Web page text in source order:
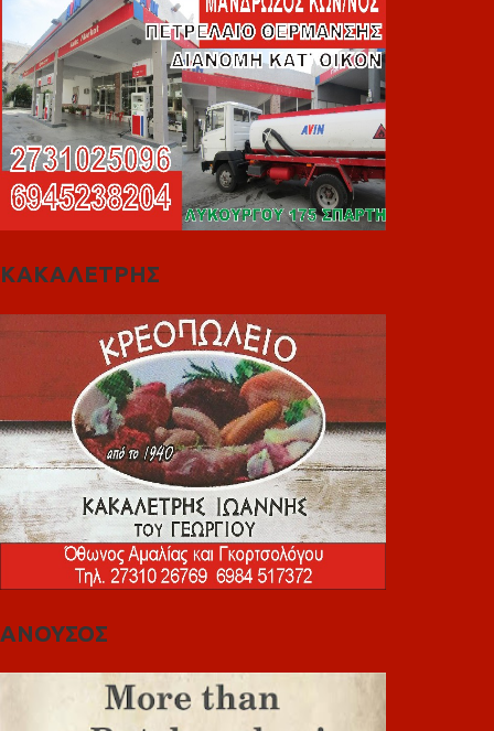
ΚΑΚΑΛΕΤΡΗΣ
ΑΝΟΥΣΟΣ